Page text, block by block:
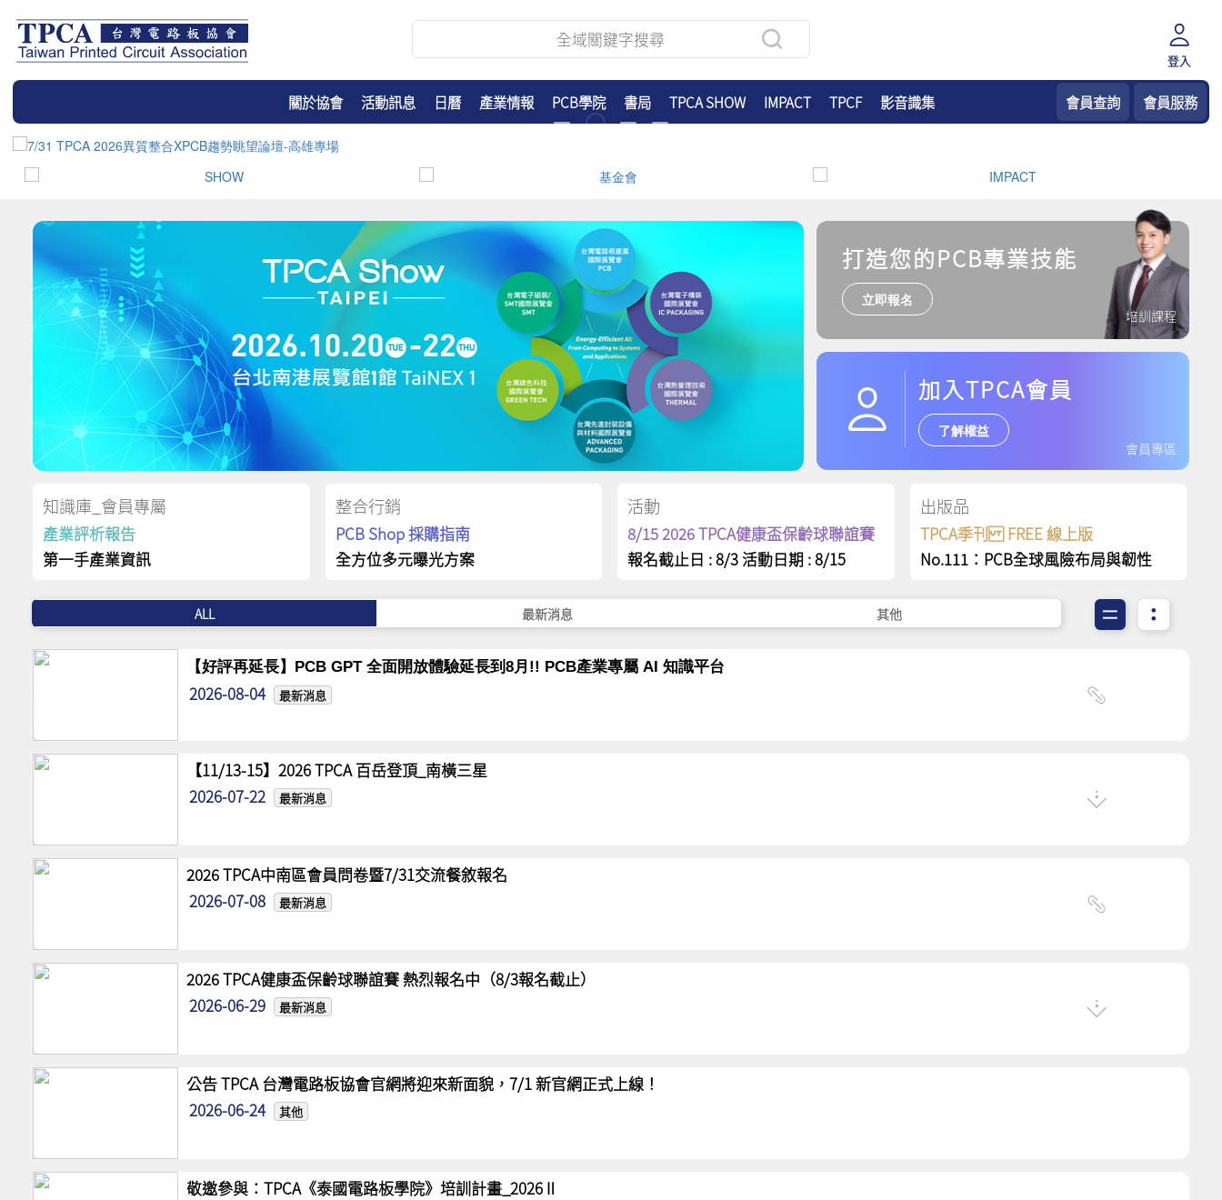
登入
關於協會 活動訊息 日曆 產業情報 PCB學院 書局 TPCA SHOW IMPACT TPCF 影音識集 會員查詢 會員服務
培訓課程
打造您的PCB專業技能
立即報名
加入TPCA會員
了解權益
會員專區
知識庫_會員專屬
產業評析報告
第一手產業資訊
整合行銷
PCB Shop 採購指南
全方位多元曝光方案
活動
8/15 2026 TPCA健康盃保齡球聯誼賽
報名截止日 : 8/3 活動日期 : 8/15
出版品
TPCA季刊 FREE 線上版
No.111：PCB全球風險布局與韌性
ALL 最新消息 其他
【好評再延長】PCB GPT 全面開放體驗延長到8月!! PCB產業專屬 AI 知識平台
2026-08-04 最新消息
【11/13-15】2026 TPCA 百岳登頂_南橫三星
2026-07-22
最新消息
2026 TPCA中南區會員問卷暨7/31交流餐敘報名
2026-07-08
最新消息
2026 TPCA健康盃保齡球聯誼賽 熱烈報名中（8/3報名截止）
2026-06-29
最新消息
公告 TPCA 台灣電路板協會官網將迎來新面貌，7/1 新官網正式上線！
2026-06-24
其他
敬邀參與：TPCA《泰國電路板學院》培訓計畫_2026Ⅱ